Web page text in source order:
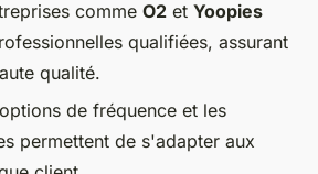
comme O2 et Yoopies
qualifiées, assurant
qualité.
de fréquence et les
permettent de s'adapter aux